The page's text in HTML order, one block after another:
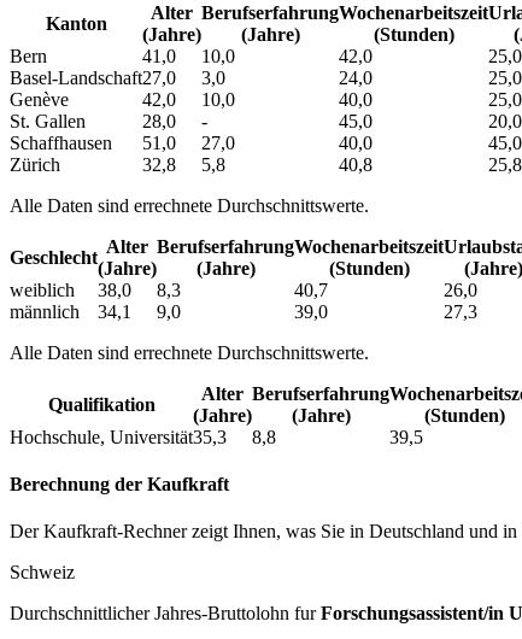
Kanton
Alter
(Jahre)
Berufs­erfahrung
(Jahre)
Wochen­arbeitszeit
(Stunden)
Bern
41,0 10,0 42,0 25,0
Basel-Landschaft27,0 3,0 24,0 25,0
Genève
42,0 10,0 40,0 25,0
St. Gallen
28,0 - 45,0 20,0
Schaffhausen
51,0 27,0 40,0 45,0
Zürich
32,8 5,8 40,8 25,8
Alle Daten sind errechnete Durchschnittswerte.
Geschlecht
Alter
(Jahre)
Berufs­erfahrung
(Jahre)
Wochen­arbeitszeit
(Stunden)
(Jahre)
weiblich
38,0 8,3 40,7 26,0
männlich
34,1 9,0 39,0 27,3
Alle Daten sind errechnete Durchschnittswerte.
Qualifikation
Alter
(Jahre)
Berufs­erfahrung
(Jahre)
(Stunden)
Hochschule, Universität35,3 8,8 39,5
Berechnung der Kaufkraft
Der Kaufkraft-Rechner zeigt Ihnen, was Sie in Deutschland und
Schweiz
Durchschnittlicher Jahres-Bruttolohn furForschungsassistent/in